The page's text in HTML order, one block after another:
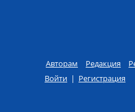
Авторам Редакция
Войти | Регистрация